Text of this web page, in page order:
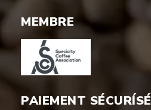
MEMBRE
PAIEMENT SÉCURÍSÉ